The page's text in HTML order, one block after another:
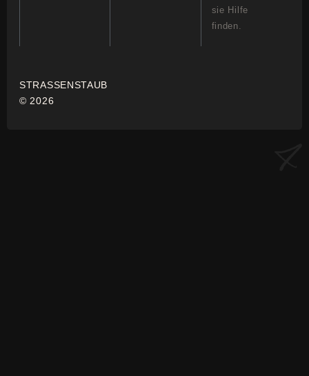
sie Hilfe
finden.
STRASSENSTAUB
© 2026